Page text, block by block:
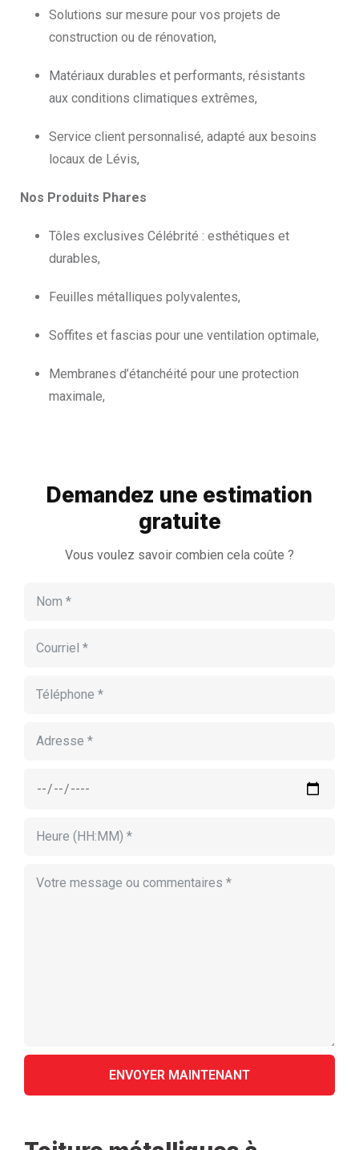
Solutions sur mesure pour vos projets de
construction ou de rénovation,
Matériaux durables et performants, résistants
aux conditions climatiques extrêmes,
Service client personnalisé, adapté aux besoins
locaux de Lévis,
Nos Produits Phares
Tôles exclusives Célébrité : esthétiques et
durables,
Feuilles métalliques polyvalentes,
Soffites et fascias pour une ventilation optimale,
Membranes d’étanchéité pour une protection
maximale,
Demandez une estimation
gratuite
Vous voulez savoir combien cela coûte ?